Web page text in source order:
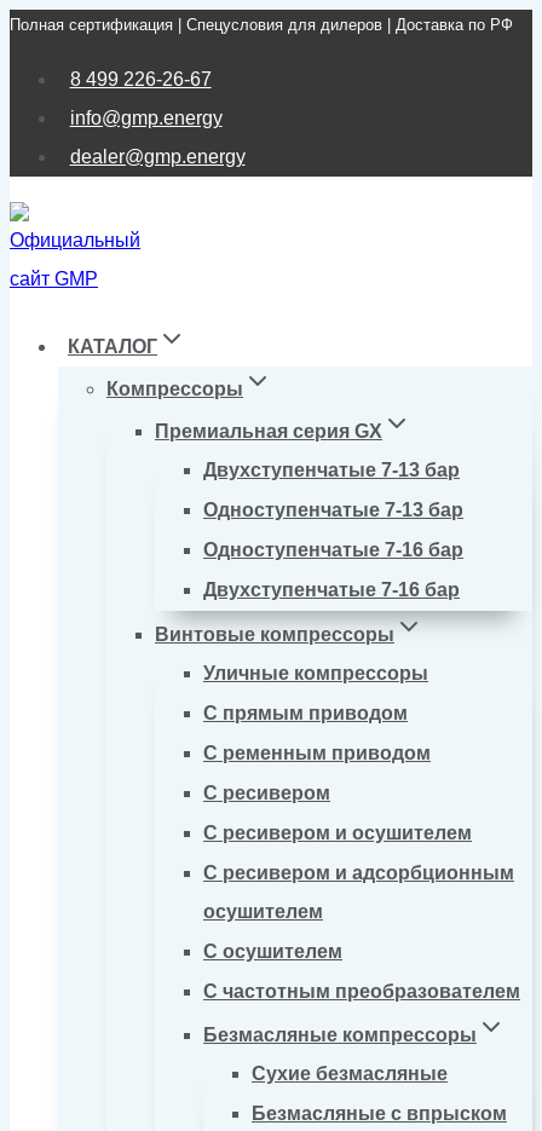
Перейти
Полная сертификация | Спецусловия для дилеров | Доставка по РФ
8 499 226-26-67
info@gmp.energy
dealer@gmp.energy
КАТАЛОГ
Компрессоры
Премиальная серия GX
Двухступенчатые 7-13 бар
Одноступенчатые 7-13 бар
Одноступенчатые 7-16 бар
Двухступенчатые 7-16 бар
Винтовые компрессоры
Уличные компрессоры
С прямым приводом
С ременным приводом
С ресивером
С ресивером и осушителем
С ресивером и адсорбционным
осушителем
С осушителем
С частотным преобразователем
Безмасляные компрессоры
Сухие безмасляные
Безмасляные с впрыском